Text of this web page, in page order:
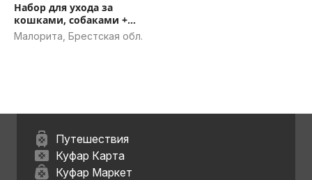
Набор для ухода за
кошками, собаками +
игрушки
Малорита, Брестская обл.
Путешествия
Куфар Карта
Куфар Маркет